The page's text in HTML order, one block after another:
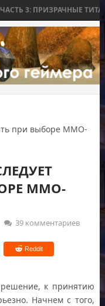
ПРИЗРАЧНЫЕ ТИТАНЫ И
при выборе ММО-
ММО-
39 комментариев
Reddit
к принятию
Начнем с того,